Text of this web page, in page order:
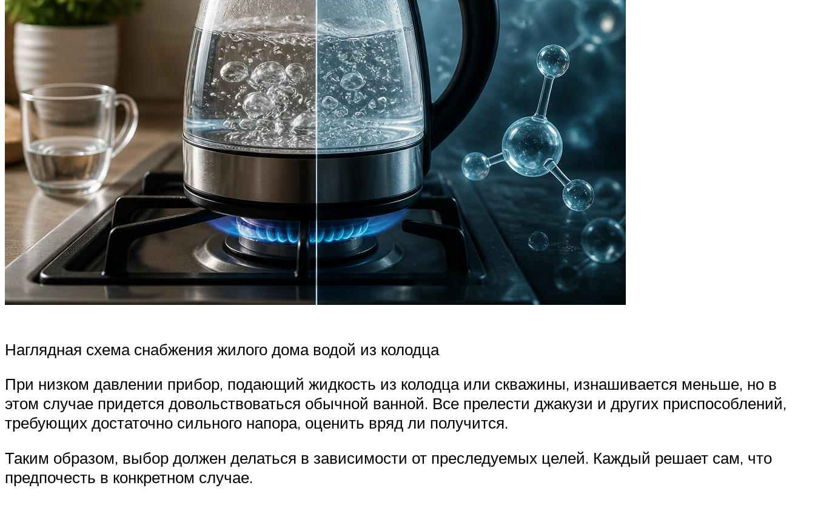
Наглядная схема снабжения жилого дома водой из колодца
При низком давлении прибор, подающий жидкость из колодца или скважины, изнашивается меньше, но в
этом случае придется довольствоваться обычной ванной. Все прелести джакузи и других приспособлений,
требующих достаточно сильного напора, оценить вряд ли получится.
Таким образом, выбор должен делаться в зависимости от преследуемых целей. Каждый решает сам, что
предпочесть в конкретном случае.